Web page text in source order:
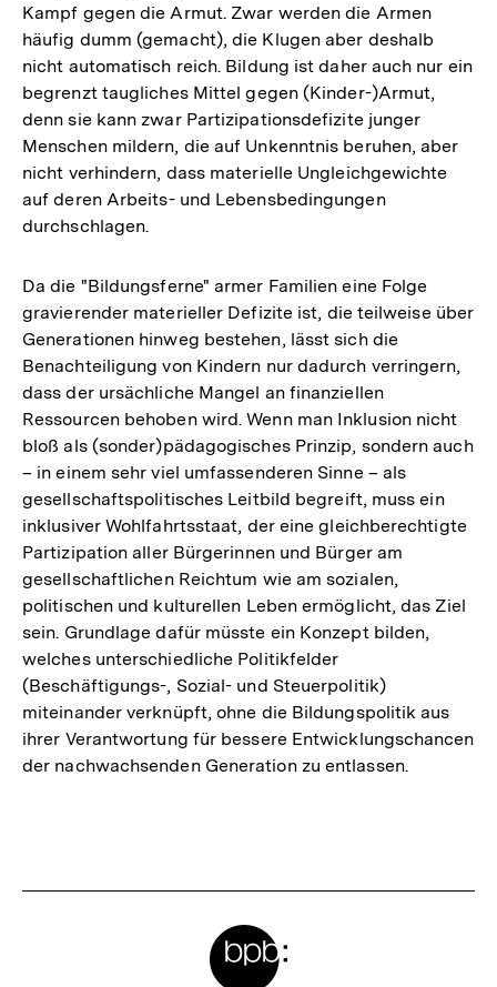
Kampf gegen die Armut. Zwar werden die Armen
häufig dumm (gemacht), die Klugen aber deshalb
nicht automatisch reich. Bildung ist daher auch nur ein
begrenzt taugliches Mittel gegen (Kinder-)Armut,
denn sie kann zwar Partizipationsdefizite junger
Menschen mildern, die auf Unkenntnis beruhen, aber
nicht verhindern, dass materielle Ungleichgewichte
auf deren Arbeits- und Lebensbedingungen
durchschlagen.
Da die "Bildungsferne" armer Familien eine Folge
gravierender materieller Defizite ist, die teilweise über
Generationen hinweg bestehen, lässt sich die
Benachteiligung von Kindern nur dadurch verringern,
dass der ursächliche Mangel an finanziellen
Ressourcen behoben wird. Wenn man Inklusion nicht
bloß als (sonder)pädagogisches Prinzip, sondern auch
– in einem sehr viel umfassenderen Sinne – als
gesellschaftspolitisches Leitbild begreift, muss ein
inklusiver Wohlfahrtsstaat, der eine gleichberechtigte
Partizipation aller Bürgerinnen und Bürger am
gesellschaftlichen Reichtum wie am sozialen,
politischen und kulturellen Leben ermöglicht, das Ziel
sein. Grundlage dafür müsste ein Konzept bilden,
welches unterschiedliche Politikfelder
(Beschäftigungs-, Sozial- und Steuerpolitik)
miteinander verknüpft, ohne die Bildungspolitik aus
ihrer Verantwortung für bessere Entwicklungschancen
der nachwachsenden Generation zu entlassen.